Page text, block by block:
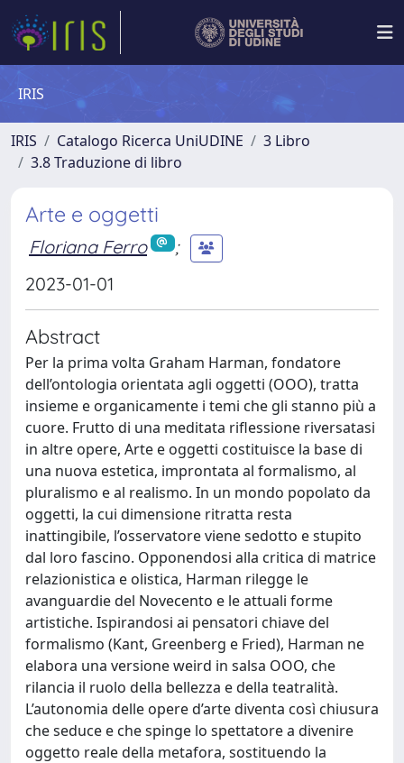
IRIS
IRIS Catalogo Ricerca UniUDINE
3 Libro
3.8 Traduzione di libro
Arte e oggetti
Floriana Ferro
;
2023-01-01
Abstract
Per la prima volta Graham Harman, fondatore
dell’ontologia orientata agli oggetti (OOO), tratta
insieme e organicamente i temi che gli stanno più a
cuore. Frutto di una meditata riflessione riversatasi
in altre opere, Arte e oggetti costituisce la base di
una nuova estetica, improntata al formalismo, al
pluralismo e al realismo. In un mondo popolato da
oggetti, la cui dimensione ritratta resta
inattingibile, l’osservatore viene sedotto e stupito
dal loro fascino. Opponendosi alla critica di matrice
relazionistica e olistica, Harman rilegge le
avanguardie del Novecento e le attuali forme
artistiche. Ispirandosi ai pensatori chiave del
formalismo (Kant, Greenberg e Fried), Harman ne
elabora una versione weird in salsa OOO, che
rilancia il ruolo della bellezza e della teatralità.
L’autonomia delle opere d’arte diventa così chiusura
che seduce e che spinge lo spettatore a divenire
oggetto reale della metafora, sostituendo la